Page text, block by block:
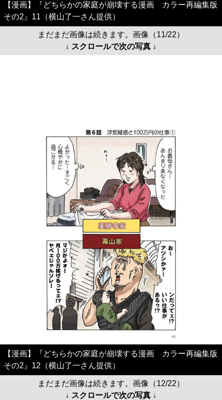
【漫画】『どちらかの家庭が崩壊する漫画 カラー再編集版
その2』11（横山了一さん提供）
まだまだ画像は続きます。画像（11/22）
↓ スクロールで次の写真 ↓
【漫画】『どちらかの家庭が崩壊する漫画 カラー再編集版
その2』12（横山了一さん提供）
まだまだ画像は続きます。画像（12/22）
↓ スクロールで次の写真 ↓